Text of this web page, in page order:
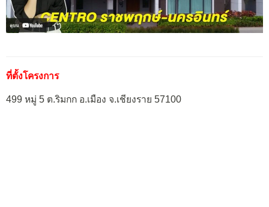
ที่ตั้งโครงการ
499 หมู่ 5 ต.ริมกก อ.เมือง จ.เชียงราย 57100